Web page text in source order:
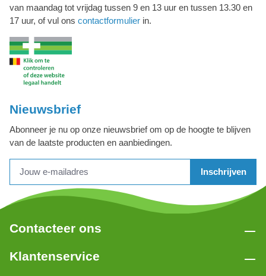
van maandag tot vrijdag tussen 9 en 13 uur en tussen 13.30 en
17 uur, of vul ons contactformulier in.
Nieuwsbrief
Abonneer je nu op onze nieuwsbrief om op de hoogte te blijven
van de laatste producten en aanbiedingen.
Inschrijven
Contacteer ons
Klantenservice